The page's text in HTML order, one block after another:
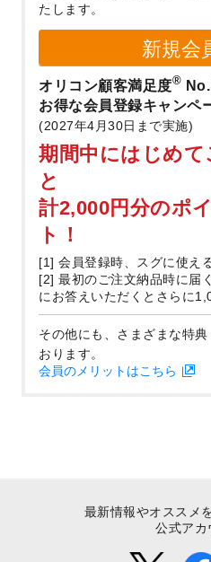
たします。
新規会
オリコン顧客満足度®
お得な会員登録キャンペ
(2027年4月30日まで実施)
期間中にはじめて
と
計2,000円分のポ
ト！
[1] 会員登録時、スグに使え
[2] 最初のご注文納品時に届
にお答えいただくとさらに
その他にも、さまざまな特
おります。
会員のメリットはこちら
最新情報やオススメ
公式アカ